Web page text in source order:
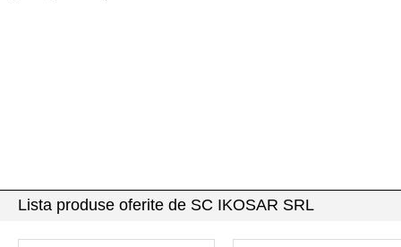
Lista produse oferite de SC IKOSAR SRL